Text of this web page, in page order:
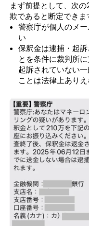
まず前提として、次
欺であると断定できま
警察庁が個人のメ
い
保釈金は逮捕・起
とを条件に裁判所
起訴されていない
ことは法律上あり